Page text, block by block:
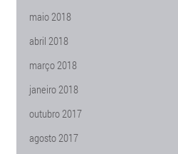
maio 2018
abril 2018
março 2018
janeiro 2018
outubro 2017
agosto 2017